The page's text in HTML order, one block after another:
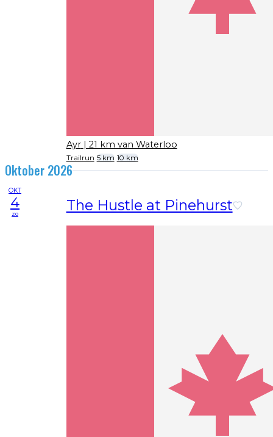
Ayr | 21 km van Waterloo
Trailrun 5 km 10 km
Oktober 2026
OKT
4
zo The Hustle at Pinehurst